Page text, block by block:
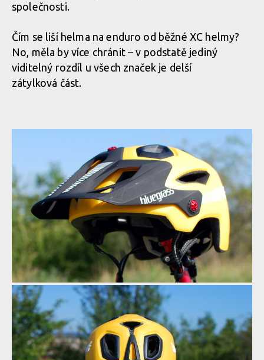
společnosti.
Čím se liší helma na enduro od běžné XC helmy?
No, měla by více chránit – v podstatě jediný
viditelný rozdíl u všech značek je delší
zátylková část.